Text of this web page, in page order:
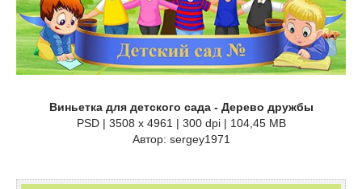
Виньетка для детского сада - Дерево дружбы
PSD | 3508 x 4961 | 300 dpi | 104,45 MB
Автор: sergey1971